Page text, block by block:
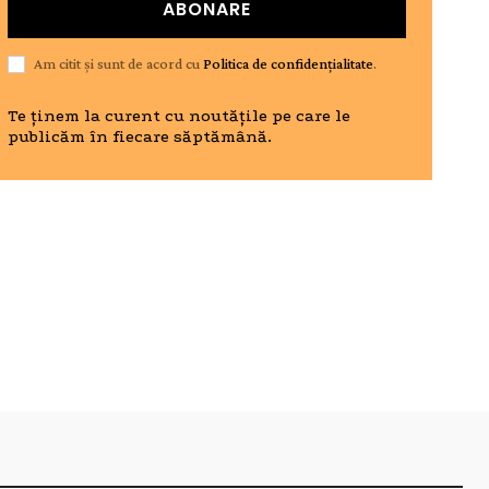
ABONARE
Am citit și sunt de acord cuPolitica de confidențialitate.
Te ținem la curent cu noutățile pe care le
publicăm în fiecare săptămână.